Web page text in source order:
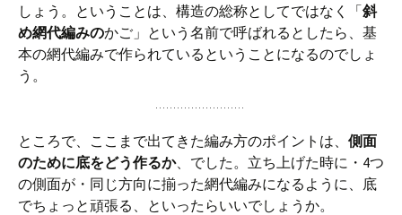
しょう。ということは、構造の総称としてではなく「斜
め網代編みのかご」という名前で呼ばれるとしたら、基
本の網代編みで作られているということになるのでしょ
う。
ところで、ここまで出てきた編み方のポイントは、 側面
のために底をどう作るか、でした。立ち上げた時に・4つ
の側面が・同じ方向に揃った網代編みになるように、底
でちょっと頑張る、といったらいいでしょうか。